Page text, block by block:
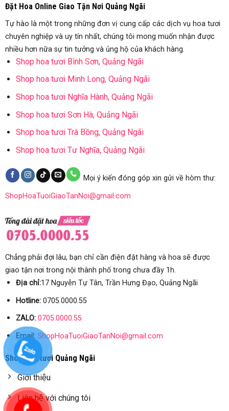
Đặt Hoa Online Giao Tận Nơi Quảng Ngãi
Tự hào là một trong những đơn vị cung cấp các dịch vụ hoa tươi
chuyên nghiệp và uy tín nhất, chúng tôi mong muốn nhận được
nhiều hơn nữa sự tin tưởng và ủng hộ của khách hàng.
Shop hoa tươi Bình Sơn, Quảng Ngãi
Shop hoa tươi Minh Long, Quảng Ngãi
Shop hoa tươi Nghĩa Hành, Quảng Ngãi
Shop hoa tươi Sơn Hà, Quảng Ngãi
Shop hoa tươi Trà Bồng, Quảng Ngãi
Shop hoa tươi Tư Nghĩa, Quảng Ngãi
Mọi ý kiến đóng góp xin gửi về hòm thư:
ShopHoaTuoiGiaoTanNoi@gmail.com
Chẳng phải đợi lâu, bạn chỉ cần điện đặt hàng và hoa sẽ được
giao tận nơi trong nội thành phố trong chưa đầy 1h.
Địa chỉ:17 Nguyễn Tự Tân, Trần Hưng Đạo, Quảng Ngãi
Hotline:0705.0000.55
ZALO: 0705.0000.55
Email: ShopHoaTuoiGiaoTanNoi@gmail.com
Shop hoa tươi Quảng Ngãi
Giới thiệu
Liên hệ với chúng tôi